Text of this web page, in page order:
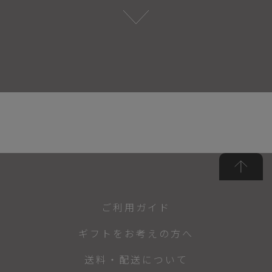
ご利用ガイド
ギフトをお考えの方へ
送料・配送について